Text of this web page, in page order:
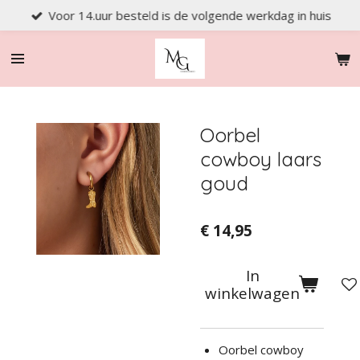
direct
naar
hoofdinhoud
Voor 14.uur besteld is de volgende werkdag in huis
Oorbel
cowboy laars
goud
€ 14,95
In
winkelwagen
Oorbel cowboy